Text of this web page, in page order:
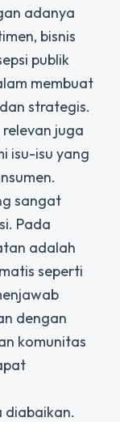
adanya
bisnis
publik
membuat
strategis.
juga
isu-isu yang
sangat
Pada
adalah
seperti
dengan
komunitas
diabaikan.